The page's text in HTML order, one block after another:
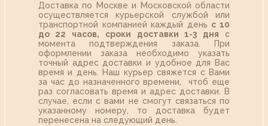
Доставка по Москве и Московской области
осуществляется курьерской службой или
транспортной компанией каждый день с 10
до 22 часов,
сроки доставки 1-3 дня с
момента подтверждения заказа. При
оформлении заказа необходимо указать
точный адрес доставки и удобное для Вас
время и день. Наш курьер свяжется с Вами
за час до назначенного времени, чтоб еще
раз согласовать время и адрес доставки. В
случае, если с вами не смогут связаться по
указанному номеру, то доставка будет
перенесена на следующий день.